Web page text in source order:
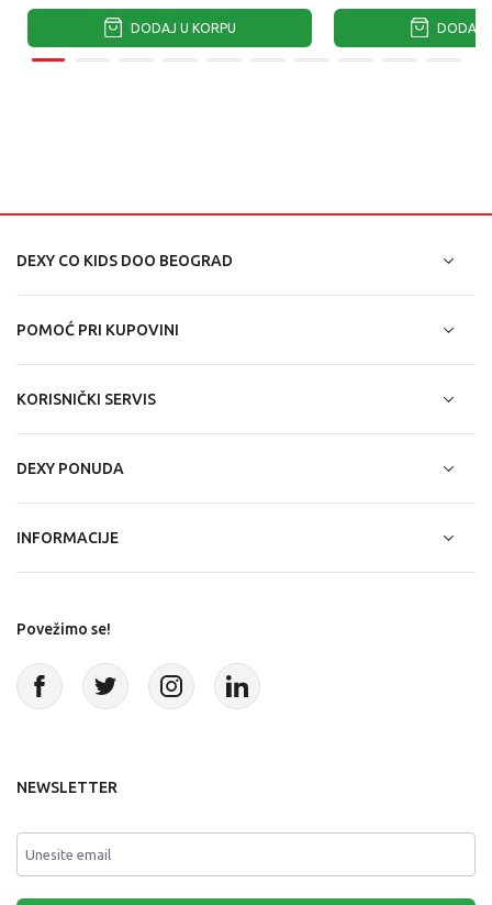
DODAJ U KORPU DODAJ
DEXY CO KIDS DOO BEOGRAD
POMOĆ PRI KUPOVINI
KORISNIČKI SERVIS
DEXY PONUDA
INFORMACIJE
Povežimo se!
NEWSLETTER